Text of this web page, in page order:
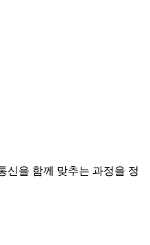
신을 함께 맞추는 과정을 정